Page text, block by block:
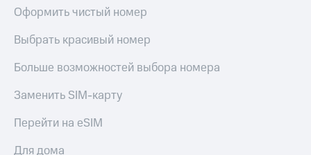
онлайн
Скидка 30%
на связь
С картой
Деньги
Накопления
Откладывайте
при оплате
МТС Деньги
Обзоры
до 40%
Оформить чистый номер
Выбрать красивый номер
Больше возможностей выбора номера
Заменить SIM-карту
Перейти на eSIM
Для дома